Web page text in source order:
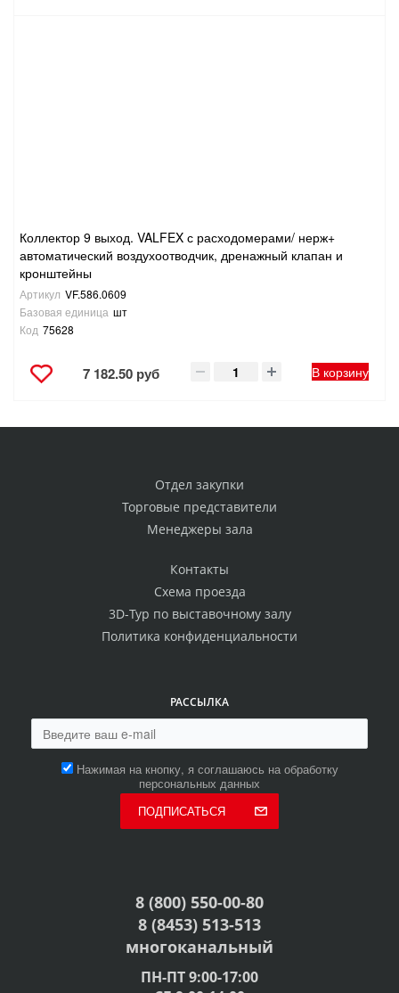
Коллектор 9 выход. VALFEX с расходомерами/ нерж+
автоматический воздухоотводчик, дренажный клапан и
кронштейны
Артикул VF.586.0609
Базовая единица шт
Код 75628
7 182.50 руб В корзину
Отдел закупки
Торговые представители
Менеджеры зала
Контакты
Схема проезда
3D-Тур по выставочному залу
Политика конфиденциальности
РАССЫЛКА
Нажимая на кнопку, я соглашаюсь на обработку
персональных данных
ПОДПИСАТЬСЯ
8 (800) 550-00-80
8 (8453) 513-513
многоканальный
ПН-ПТ 9:00-17:00